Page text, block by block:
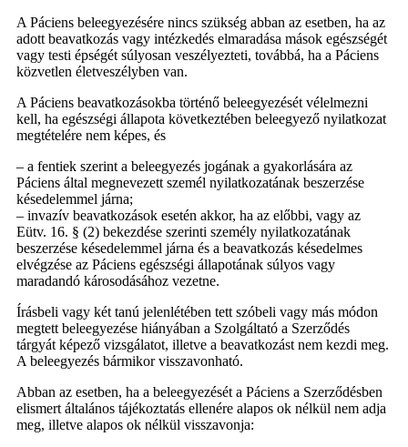
A Páciens beleegyezésére nincs szükség abban az esetben, ha az
adott beavatkozás vagy intézkedés elmaradása mások egészségét
vagy testi épségét súlyosan veszélyezteti, továbbá, ha a Páciens
közvetlen életveszélyben van.
A Páciens beavatkozásokba történő beleegyezését vélelmezni
kell, ha egészségi állapota következtében beleegyező nyilatkozat
megtételére nem képes, és
– a fentiek szerint a beleegyezés jogának a gyakorlására az
Páciens által megnevezett személ nyilatkozatának beszerzése
késedelemmel járna;
– invazív beavatkozások esetén akkor, ha az előbbi, vagy az
Eütv. 16. § (2) bekezdése szerinti személy nyilatkozatának
beszerzése késedelemmel járna és a beavatkozás késedelmes
elvégzése az Páciens egészségi állapotának súlyos vagy
maradandó károsodásához vezetne.
Írásbeli vagy két tanú jelenlétében tett szóbeli vagy más módon
megtett beleegyezése hiányában a Szolgáltató a Szerződés
tárgyát képező vizsgálatot, illetve a beavatkozást nem kezdi meg.
A beleegyezés bármikor visszavonható.
Abban az esetben, ha a beleegyezését a Páciens a Szerződésben
elismert általános tájékoztatás ellenére alapos ok nélkül nem adja
meg, illetve alapos ok nélkül visszavonja: